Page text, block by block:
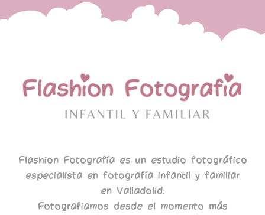
Flashion Fotografía es un estudio fotográfico
especialista en fotografía infantil y familiar
en Valladolid.
Fotografiamos desde el momento más